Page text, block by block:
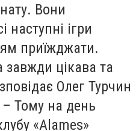
Вони
наступні ігри
приїжджати.
завжди цікава та
Олег Турчин
– Тому на день
«Alames»